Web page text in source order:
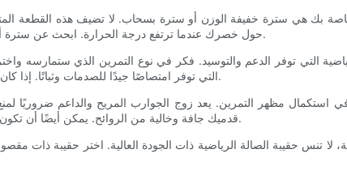
بك هي سترة خفيفة الوزن أو سترة بسحاب. لا تضيف هذه القطعة
حول خصرك عندما ترتفع درجة الحرارة. ابحث عن سترة أو سترة ذات خصائص ممتصة للرطوبة، حيث سيساعدك ذلك على البقاء جافًا حتى عندما تبدأ في التعرق.
التي توفر الدعم والتوسيد. فكر في نوع التمرين الذي
التي توفر امتصاصًا جيدًا للصدمات وثباتًا. إذا كان رفع الأثقال هو تركيزك الأساسي، فابحث عن زوج من الأحذية الرياضية بنعل مسطح يوفر قبضة ممتازة.
استكمال مظهر التمرين. يعد زوج الجوارب المريح والداعم ضروريًا
قدميك جافة وخالية من الروائح. يمكن أيضًا أن تكون عصابة الرأس أو عصابة الرأس ملحقًا عمليًا لإبعاد العرق عن عينيك ومنع شعرك من الوصول إلى وجهك.
لا تنس حقيبة الصالة الرياضية ذات الجودة العالية. اختر حقيبة